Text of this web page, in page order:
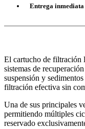
Entrega inmediata
El cartucho de filtración
sistemas de
suspensión y
filtración efectiva sin
Una de sus principales
permitiendo múltiples
reservado